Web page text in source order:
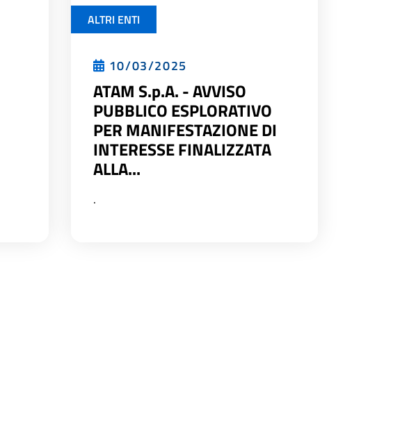
ALTRI ENTI
10/03/2025
ATAM S.p.A. - AVVISO
PUBBLICO ESPLORATIVO
PER MANIFESTAZIONE DI
INTERESSE FINALIZZATA
ALLA...
.